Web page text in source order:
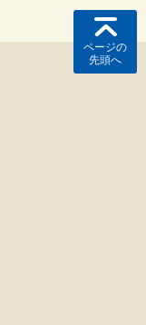
ページの
先頭へ